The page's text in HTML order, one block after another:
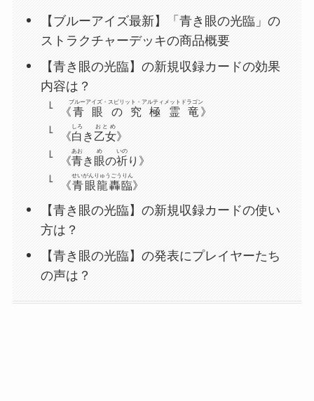
【ブルーアイズ最新】「青き眼の光臨」の
ストラクチャーデッキの商品概要
【青き眼の光臨】の新規収録カードの効果
内容は？
《青眼の究極霊竜
ブルーアイズ・スピリット・アルティメットドラゴン
》
《白
しろ
き乙女
おとめ
》
《青
あお
き 眼
め
の祈
いの
り》
《青眼龍轟臨
せいがんりゅうごうりん
》
【青き眼の光臨】の新規収録カードの使い
方は？
【青き眼の光臨】の発表にプレイヤーたち
の声は？